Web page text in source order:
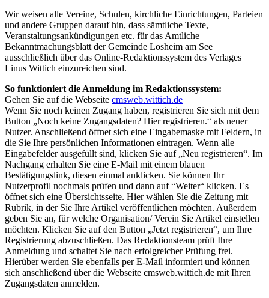
Wir weisen alle Vereine, Schulen, kirchliche Einrichtungen, Parteien
und andere Gruppen darauf hin, dass sämtliche Texte,
Veranstaltungsankündigungen etc. für das Amtliche
Bekanntmachungsblatt der Gemeinde Losheim am See
ausschließlich über das Online-Redaktionssystem des Verlages
Linus Wittich einzureichen sind.
So funktioniert die Anmeldung im Redaktionssystem:
Gehen Sie auf die Webseite cmsweb.wittich.de
Wenn Sie noch keinen Zugang haben, registrieren Sie sich mit dem
Button „Noch keine Zugangsdaten? Hier registrieren.“ als neuer
Nutzer. Anschließend öffnet sich eine Eingabemaske mit Feldern, in
die Sie Ihre persönlichen Informationen eintragen. Wenn alle
Eingabefelder ausgefüllt sind, klicken Sie auf „Neu registrieren“. Im
Nachgang erhalten Sie eine E-Mail mit einem blauen
Bestätigungslink, diesen einmal anklicken. Sie können Ihr
Nutzerprofil nochmals prüfen und dann auf “Weiter“ klicken. Es
öffnet sich eine Übersichtsseite. Hier wählen Sie die Zeitung mit
Rubrik, in der Sie Ihre Artikel veröffentlichen möchten. Außerdem
geben Sie an, für welche Organisation/ Verein Sie Artikel einstellen
möchten. Klicken Sie auf den Button „Jetzt registrieren“, um Ihre
Registrierung abzuschließen. Das Redaktionsteam prüft Ihre
Anmeldung und schaltet Sie nach erfolgreicher Prüfung frei.
Hierüber werden Sie ebenfalls per E-Mail informiert und können
sich anschließend über die Webseite cmsweb.wittich.de mit Ihren
Zugangsdaten anmelden.